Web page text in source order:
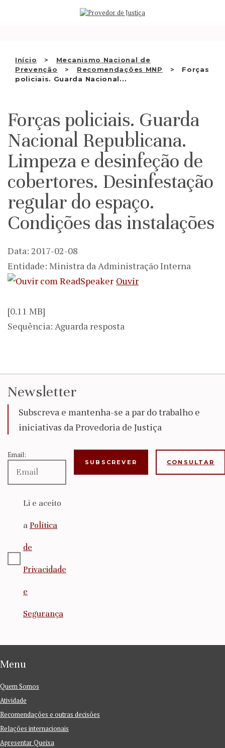
Início
Mecanismo Nacional de
Prevenção
Recomendações MNP
Forças
policiais. Guarda Nacional...
QUEM SOMOS
RECOMENDAÇÕES E OUTRAS
DECISÕES
APRESENTAR QUEIXA
PT
Forças policiais. Guarda
Nacional Republicana.
Limpeza e desinfeção de
cobertores. Desinfestação
regular do espaço.
Condições das instalações
Data: 2017-02-08
Entidade: Ministra da Administração Interna
Ouvir
[0.11 MB]
Sequência: Aguarda resposta
Newsletter
Subscreva e mantenha-se a par do trabalho e
iniciativas da Provedoria de Justiça
Email:
Li e aceito
a Política
de
Privacidade
e
Segurança
CONSULTAR
Menu
Quem Somos
Atividade
Recomendações e outras decisões
Relações internacionais
Apresentar Queixa